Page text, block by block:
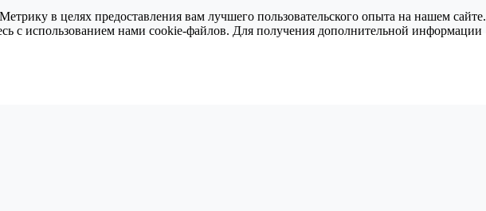
в целях предоставления вам лучшего пользовательского опыта на нашем сайте.
с использованием нами cookie-файлов. Для получения дополнительной информации